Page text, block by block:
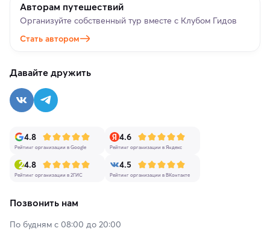
Авторам путешествий
Организуйте собственный тур вместе с Клубом Гидов
Стать автором
Давайте дружить
4.8
Рейтинг организации в Google
4.6
Рейтинг организации в Яндекс
4.8
Рейтинг организации в 2ГИС
4.5
Рейтинг организации в ВКонтакте
Позвонить нам
По будням с 08:00 до 20:00